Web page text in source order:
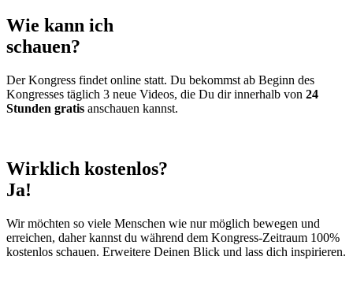
Wie kann ich
schauen?
Der Kongress findet online statt. Du bekommst ab Beginn des
Kongresses täglich 3 neue Videos, die Du dir innerhalb von 24
Stunden gratis anschauen kannst.
Wirklich kostenlos?
Ja!
Wir möchten so viele Menschen wie nur möglich bewegen und
erreichen, daher kannst du während dem Kongress-Zeitraum 100%
kostenlos schauen. Erweitere Deinen Blick und lass dich inspirieren.